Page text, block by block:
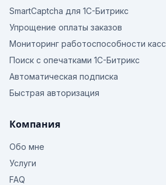
SmartCaptcha для 1С-Битрикс
Упрощение оплаты заказов
Мониторинг работоспособности касс
Поиск с опечатками 1С-Битрикс
Автоматическая подписка
Быстрая авторизация
Компания
Обо мне
Услуги
FAQ